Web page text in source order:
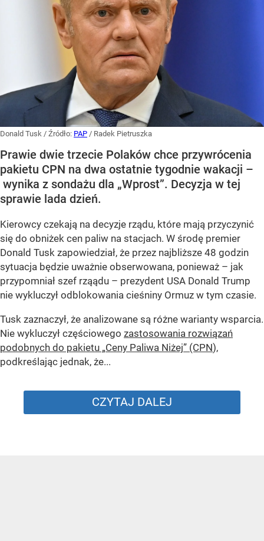
Donald Tusk / Źródło: PAP / Radek Pietruszka
Prawie dwie trzecie Polaków chce przywrócenia
pakietu CPN na dwa ostatnie tygodnie wakacji –
wynika z sondażu dla „Wprost”. Decyzja w tej
sprawie lada dzień.
Kierowcy czekają na decyzje rządu, które mają przyczynić
się do obniżek cen paliw na stacjach. W środę premier
Donald Tusk zapowiedział, że przez najbliższe 48 godzin
sytuacja będzie uważnie obserwowana, ponieważ – jak
przypomniał szef rząądu – prezydent USA Donald Trump
nie wykluczył odblokowania cieśniny Ormuz w tym czasie.
Tusk zaznaczył, że analizowane są różne warianty wsparcia.
Nie wykluczył częściowego zastosowania rozwiązań
podobnych do pakietu „Ceny Paliwa Niżej” (CPN),
podkreślając jednak, że...
CZYTAJ DALEJ